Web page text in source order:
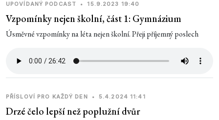
UPOVÍDANÝ PODCAST • 15.9.2023 19:40
Vzpomínky nejen školní, část 1: Gymnázium
Úsměvné vzpomínky na léta nejen školní. Přeji příjemný poslech
PŘÍSLOVÍ PRO KAŽDÝ DEN • 5.4.2024 11:41
Drzé čelo lepší než poplužní dvůr